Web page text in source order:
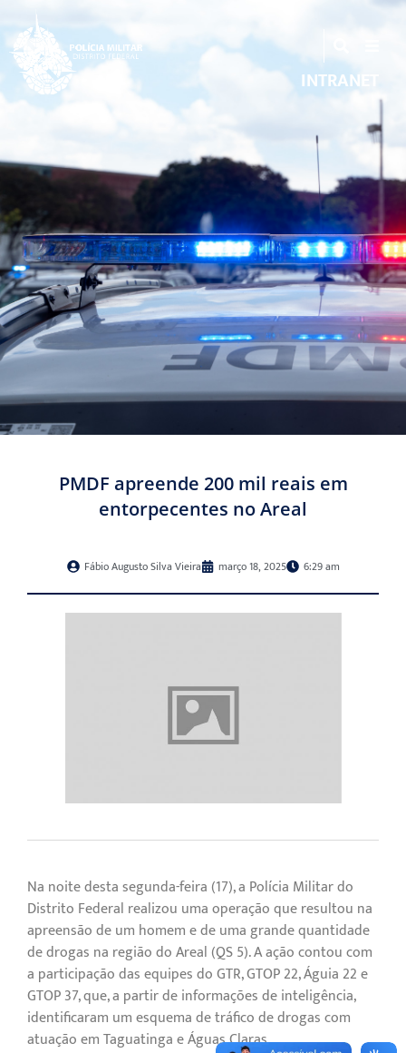
INTRANET
PMDF apreende 200 mil reais em
entorpecentes no Areal
Fábio Augusto Silva Vieira março 18, 2025 6:29 am
Na noite desta segunda-feira (17), a Polícia Militar do
Distrito Federal realizou uma operação que resultou na
apreensão de um homem e de uma grande quantidade
de drogas na região do Areal (QS 5). A ação contou com
a participação das equipes do GTR, GTOP 22, Águia 22 e
GTOP 37, que, a partir de informações de inteligência,
identificaram um esquema de tráfico de drogas com
atuação em Taguatinga e Águas Claras.